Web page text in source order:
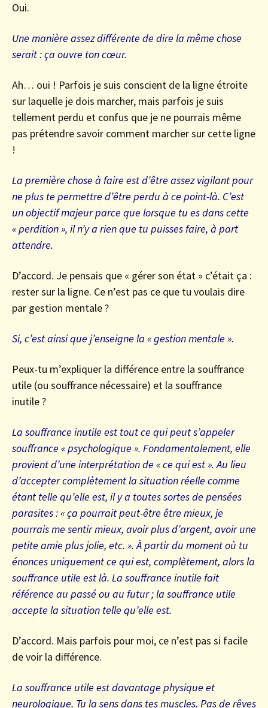
Oui.
Une manière assez différente de dire la même chose
serait : ça ouvre ton cœur.
Ah… oui ! Parfois je suis conscient de la ligne étroite
sur laquelle je dois marcher, mais parfois je suis
tellement perdu et confus que je ne pourrais même
pas prétendre savoir comment marcher sur cette ligne
!
La première chose à faire est d’être assez vigilant pour
ne plus te permettre d’être perdu à ce point-là. C’est
un objectif majeur parce que lorsque tu es dans cette
« perdition », il n’y a rien que tu puisses faire, à part
attendre.
D’accord. Je pensais que « gérer son état » c’était ça :
rester sur la ligne. Ce n’est pas ce que tu voulais dire
par gestion mentale ?
Si, c’est ainsi que j’enseigne la « gestion mentale ».
Peux-tu m’expliquer la différence entre la souffrance
utile (ou souffrance nécessaire) et la souffrance
inutile ?
La souffrance inutile est tout ce qui peut s’appeler
souffrance « psychologique ». Fondamentalement, elle
provient d’une interprétation de « ce qui est ». Au lieu
d’accepter complètement la situation réelle comme
étant telle qu’elle est, il y a toutes sortes de pensées
parasites : « ça pourrait peut-être être mieux, je
pourrais me sentir mieux, avoir plus d’argent, avoir une
petite amie plus jolie, etc. ». À partir du moment où tu
énonces uniquement ce qui est, complètement, alors la
souffrance utile est là. La souffrance inutile fait
référence au passé ou au futur ; la souffrance utile
accepte la situation telle qu’elle est.
D’accord. Mais parfois pour moi, ce n’est pas si facile
de voir la différence.
La souffrance utile est davantage physique et
neurologique. Tu la sens dans tes muscles. Pas de rêves